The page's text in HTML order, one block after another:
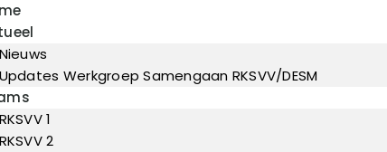
Werkgroep Samengaan RKSVV/DESM
1
2
RKSVVVoetbalclub in Swartbroek
Actueel
Teams
Club info
Evenementen